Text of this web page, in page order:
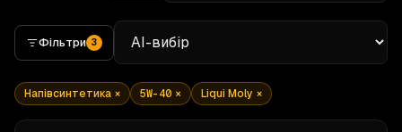
Фільтри 3
Напівсинтетика × 5W-40 × Liqui Moly ×